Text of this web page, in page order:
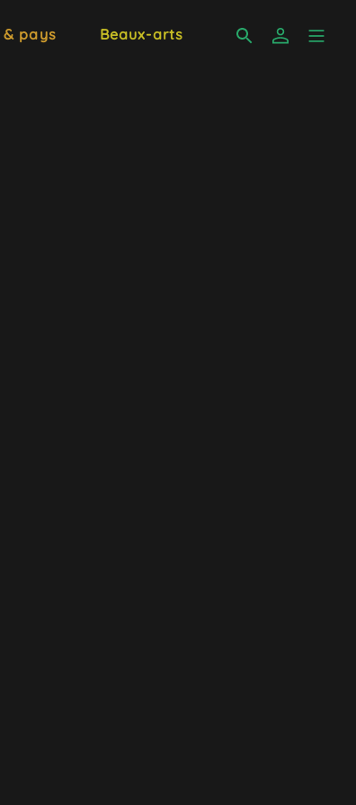
& pays Beaux-arts